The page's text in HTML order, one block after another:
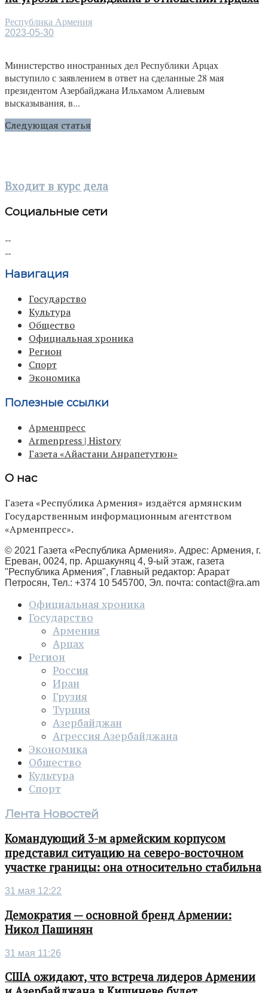
Республика Армения
2023-05-30
Министерство иностранных дел Республики Арцах
выступило с заявлением в ответ на сделанные 28 мая
президентом Азербайджана Ильхамом Алиевым
высказывания, в...
Следующая статья
Входит в курс дела
Социальные сети
Навигация
Государство
Культура
Общество
Официальная хроника
Регион
Спорт
Экономика
Полезные ссылки
Арменпресс
Armenpress | History
Газета «Айастани Анрапетутюн»
О нас
Газета «Республика Армения» издаётся армянским
Государственным информационным агентством
«Арменпресс».
© 2021 Газета «Республика Армения». Адрес: Армения, г.
Ереван, 0024, пр. Аршакуняц 4, 9-ый этаж, газета
"Республика Армения", Главный редактор: Арарат
Петросян, Тел.: +374 10 545700, Эл. почта: contact@ra.am
Официальная хроника
Государство
Армения
Арцах
Регион
Россия
Иран
Грузия
Турция
Азербайджан
Агрессия Азербайджана
Экономика
Общество
Культура
Спорт
Лента Новостей
Командующий 3-м армейским корпусом
представил ситуацию на северо-восточном
участке границы: она относительно стабильна
31 мая 12:22
Демократия — основной бренд Армении:
Никол Пашинян
31 мая 11:26
США ожидают, что встреча лидеров Армении